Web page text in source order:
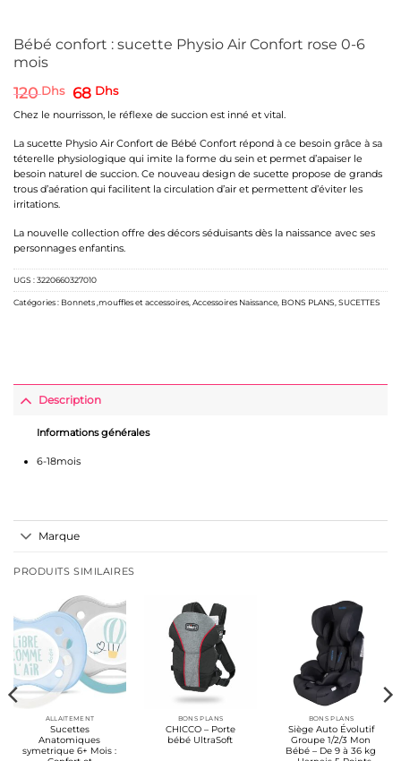
Bébé confort : sucette Physio Air Confort rose 0-6
mois
120Dhs
Le
prix
initial
était :
120 Dhs.
68 DhsLe
prix
actuel
est :
68 Dhs.
Chez le nourrisson, le réflexe de succion est inné et vital.
La sucette Physio Air Confort de Bébé Confort répond à ce besoin grâce à sa
téterelle physiologique qui imite la forme du sein et permet d’apaiser le
besoin naturel de succion. Ce nouveau design de sucette propose de grands
trous d’aération qui facilitent la circulation d’air et permettent d’éviter les
irritations.
La nouvelle collection offre des décors séduisants dès la naissance avec ses
personnages enfantins.
UGS :3220660327010
Catégories : Bonnets ,mouffles et accessoires Accessoires Naissance BONS PLANS SUCETTES
Description
Informations générales
6-18mois
Marque
PRODUITS SIMILAIRES
ALLAITEMENT
Sucettes
Anatomiques
symetrique 6+ Mois :
BONS PLANS
CHICCO – Porte
bébé UltraSoft
BONS PLANS
Siège Auto Évolutif
Groupe 1/2/3 Mon
Bébé – De 9 à 36 kg